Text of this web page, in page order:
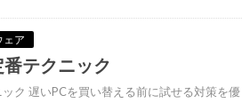
ェア
テクニック
ク 遅いPCを買い替える前に試せる対策を優